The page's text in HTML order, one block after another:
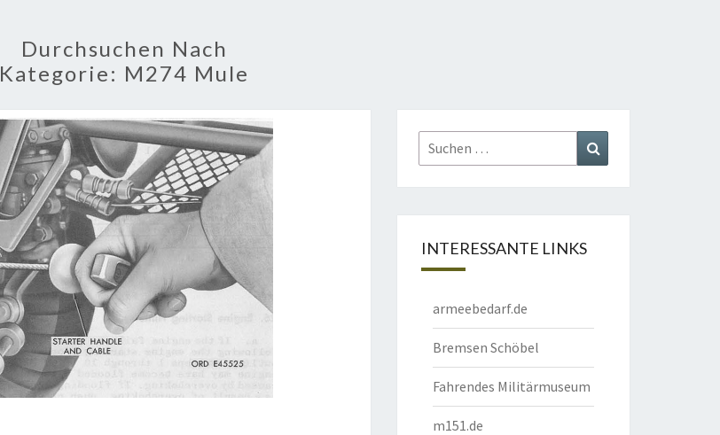
Durchsuchen Nach
Kategorie: M274 Mule
Suchen
nach:
INTERESSANTE LINKS
armeebedarf.de
Bremsen Schöbel
Fahrendes Militärmuseum
m151.de